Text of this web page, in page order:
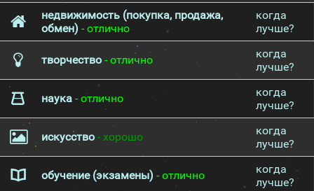
недвижимость (покупка, продажа,
обмен) - отлично
когда
лучше?
творчество - отлично
когда
лучше?
наука - отлично
когда
лучше?
искусство - хорошо
когда
лучше?
обучение (экзамены) - отлично
когда
лучше?